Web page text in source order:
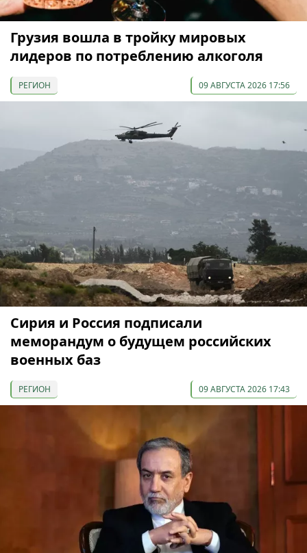
Грузия вошла в тройку мировых
лидеров по потреблению алкоголя
РЕГИОН 09 АВГУСТА 2026 17:56
Сирия и Россия подписали
меморандум о будущем российских
военных баз
РЕГИОН 09 АВГУСТА 2026 17:43